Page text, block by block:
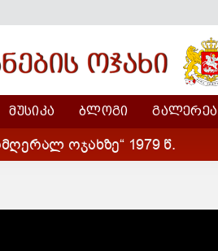
ᲛᲣᲡᲘᲙᲐ ᲑᲚᲝᲒᲘ ᲒᲐᲚᲔᲠᲔᲐ
ოჯახზე“ 1979 წ.